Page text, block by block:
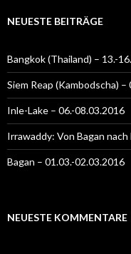
NEUESTE BEITRÄGE
Bangkok (Thailand) – 13.-
Siem Reap (Kambodscha)
Inle-Lake – 06.-08.03.2016
Irrawaddy: Von Bagan
Bagan – 01.03.-02.03.2016
NEUESTE KOMMENTARE